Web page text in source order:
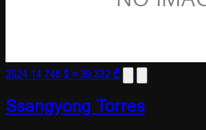
2024 14 746 $≈ 39 332 ₾
Ssangyong Torres